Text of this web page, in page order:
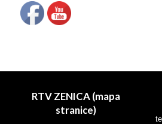
RTV ZENICA (mapa
stranice)